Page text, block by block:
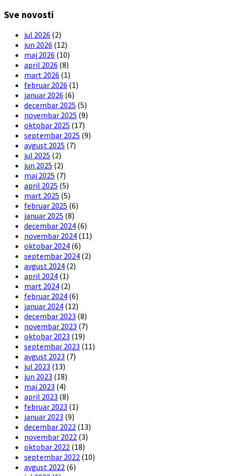
Sve novosti
jul 2026 (2)
jun 2026 (12)
maj 2026 (10)
april 2026 (8)
mart 2026 (1)
februar 2026 (1)
januar 2026 (6)
decembar 2025 (5)
novembar 2025 (9)
oktobar 2025 (17)
septembar 2025 (9)
avgust 2025 (7)
jul 2025 (2)
jun 2025 (2)
maj 2025 (7)
april 2025 (5)
mart 2025 (5)
februar 2025 (6)
januar 2025 (8)
decembar 2024 (6)
novembar 2024 (11)
oktobar 2024 (6)
septembar 2024 (2)
avgust 2024 (2)
april 2024 (1)
mart 2024 (2)
februar 2024 (6)
januar 2024 (12)
decembar 2023 (8)
novembar 2023 (7)
oktobar 2023 (19)
septembar 2023 (11)
avgust 2023 (7)
jul 2023 (13)
jun 2023 (18)
maj 2023 (4)
april 2023 (8)
februar 2023 (1)
januar 2023 (9)
decembar 2022 (13)
novembar 2022 (3)
oktobar 2022 (18)
septembar 2022 (10)
avgust 2022 (6)